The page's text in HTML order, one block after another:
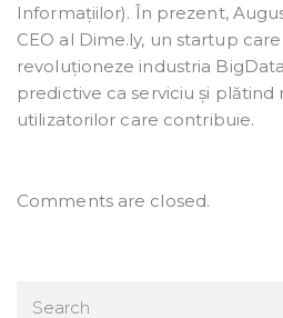
Informațiilor). În prezent,
CEO al Dime.ly, un startup
revoluționeze industria
predictive ca serviciu și
utilizatorilor care contribuie.
Comments are closed.